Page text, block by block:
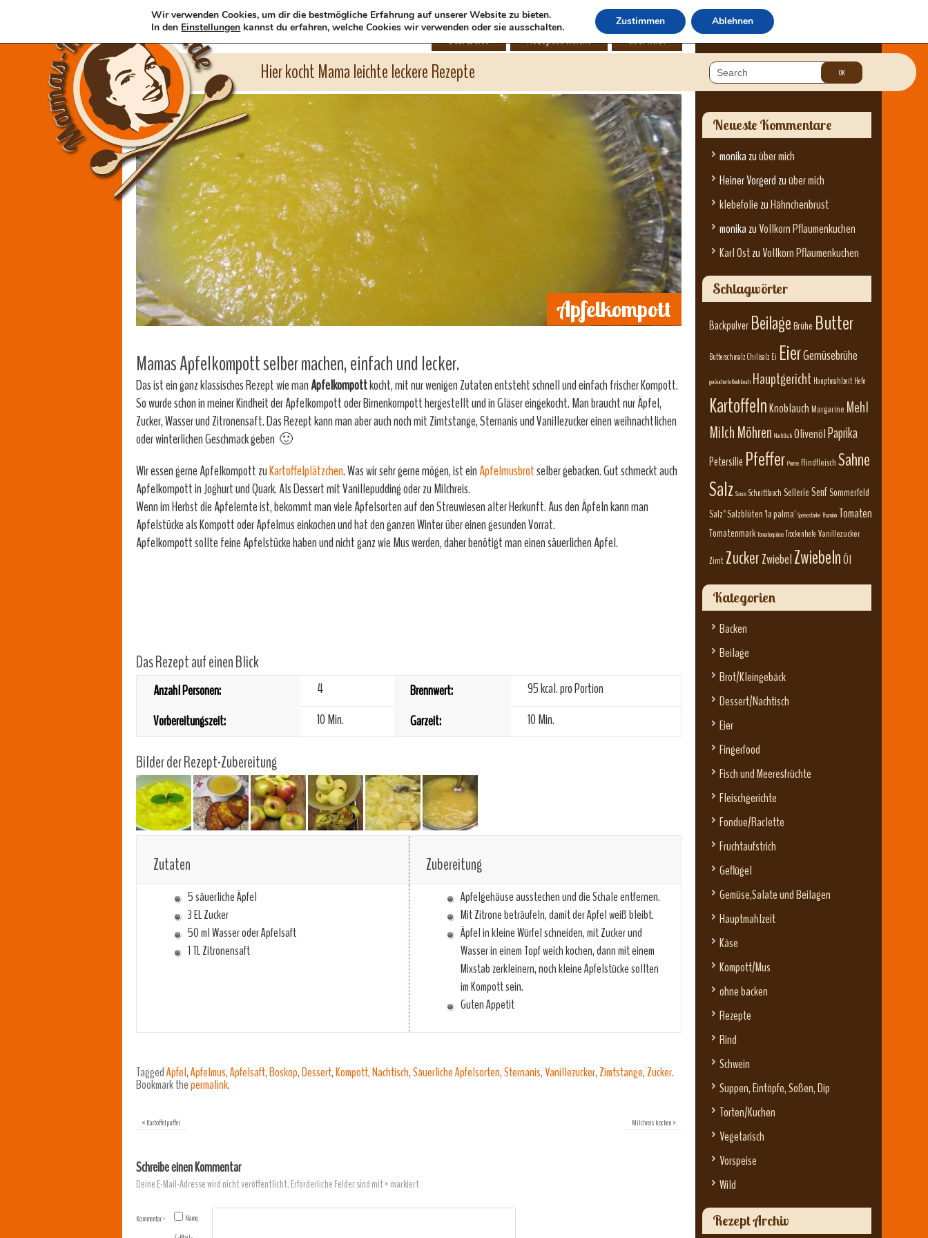
Hier kocht Mama leichte leckere Rezepte
Startseite Rezeptübersicht über mich
Apfelkompott
Mamas Apfelkompott selber machen, einfach und lecker.
Das ist ein ganz klassisches Rezept wie manApfelkompottkocht, mit nur wenigen Zutaten entsteht schnell und einfach frischer Kompott.
So wurde schon in meiner Kindheit der Apfelkompott oder Birnenkompott hergestellt und in Gläser eingekocht. Man braucht nur Äpfel,
Zucker, Wasser und Zitronensaft. Das Rezept kann man aber auch noch mit Zimtstange, Sternanis und Vanillezucker einen weihnachtlichen
oder winterlichen Geschmack geben 🙂
Wir essen gerne Apfelkompott zuKartoffelplätzchen. Was wir sehr gerne mögen, ist einApfelmusbrotselber gebacken. Gut schmeckt auch
Apfelkompott in Joghurt und Quark. Als Dessert mit Vanillepudding oder zu Milchreis.
Wenn im Herbst die Apfelernte ist, bekommt man viele Apfelsorten auf den Streuwiesen alter Herkunft. Aus den Äpfeln kann man
Apfelstücke als Kompott oder Apfelmus einkochen und hat den ganzen Winter über einen gesunden Vorrat.
Apfelkompott sollte feine Apfelstücke haben und nicht ganz wie Mus werden, daher benötigt man einen säuerlichen Apfel.
Das Rezept auf einen Blick
Anzahl Personen: 4 Brennwert: 95kcal. pro Portion
Vorbereitungszeit:
10 Min. Garzeit: 10 Min.
Bilder der Rezept-Zubereitung
Zutaten Zubereitung
5 säuerliche Äpfel
3 EL Zucker
50 ml Wasser oder Apfelsaft
1 TL Zitronensaft
Apfelgehäuse ausstechen und die Schale entfernen.
Mit Zitrone beträufeln, damit der Apfel weiß bleibt.
Äpfel in kleine Würfel schneiden, mit Zucker und
Wasser in einem Topf weich kochen, dann mit einem
Mixstab zerkleinern, noch kleine Apfelstücke sollten
im Kompott sein.
Guten Appetit
TaggedApfel,Apfelmus,Apfelsaft,Boskop,Dessert,Kompott,Nachtisch,Säuerliche Apfelsorten,Sternanis,Vanillezucker, Zimtstange, Zucker.
Bookmark thepermalink.
«Kartoffelpuffer Milchreis kochen»
Schreibe einen Kommentar
Deine E-Mail-Adresse wird nicht veröffentlicht.Erforderliche Felder sind mit*markiert
Kommentar*
Name,
Neueste Kommentare
monika zuüber mich
Heiner Vorgerd zuüber mich
klebefolie zuHähnchenbrust
monika zuVollkorn Pflaumenkuchen
Karl OstzuVollkorn Pflaumenkuchen
Schlagwörter
Backpulver BeilageBrühe Butter
ButterschmalzChilisalz Ei EierGemüsebrühe
geräucherte Knoblauch Hauptgericht Hauptmahlzeit Hefe
KartoffelnKnoblauch Margarine Mehl
MilchMöhren Nachtisch OlivenölPaprika
Petersilie Pfeffer Porree Rindfleisch Sahne
Salz Sauce Schnittlauch SellerieSenfSommerfeld
Salz" Salzblüten 'la palma' Speisestärke Thymian Tomaten
Tomatenmark Tomatenpüree Trockenhefe Vanillezucker
Zimt ZuckerZwiebelZwiebelnÖl
Kategorien
Backen
Beilage
Brot/Kleingebäck
Dessert/Nachtisch
Eier
Fingerfood
Fisch und Meeresfrüchte
Fleischgerichte
Fondue/Raclette
Fruchtaufstrich
Geflügel
Gemüse,Salate und Beilagen
Hauptmahlzeit
Käse
Kompott/Mus
ohne backen
Rezepte
Rind
Schwein
Suppen, Eintöpfe, Soßen, Dip
Torten/Kuchen
Vegetarisch
Vorspeise
Wild
Rezept Archiv
Wir verwenden Cookies, um dir die bestmögliche Erfahrung auf unserer Website zu bieten.
In den Einstellungen kannst du erfahren, welche Cookies wir verwenden oder sie ausschalten. Zustimmen Ablehnen